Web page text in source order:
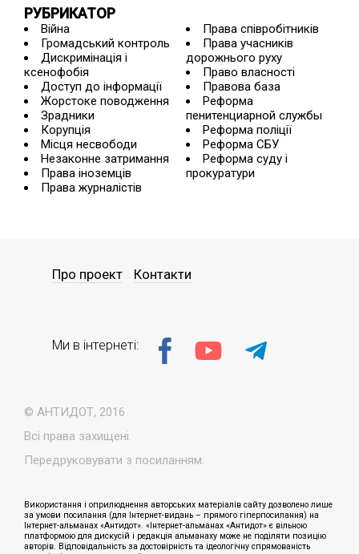
РУБРИКАТОР
Війна
Громадський контроль
Дискримінація і
ксенофобія
Доступ до інформації
Жорстоке поводження
Зрадники
Корупція
Місця несвободи
Незаконне затримання
Права іноземців
Права журналістів
Права співробітників
Права учасників
дорожнього руху
Право власності
Правова база
Реформа
пенитенциарной службы
Реформа поліції
Реформа СБУ
Реформа суду і
прокуратури
© АНТИДОТ, 2016
Всі права захищені.
Передруковувати з посиланням.
Про проект Контакти
Ми в інтернеті:
Використання і оприлюднення авторських матеріалів сайту дозволено лише
за умови посилання (для Інтернет-видань – прямого гіперпосилання) на
Інтернет-альманах «Антидот». «Інтернет-альманах «Антидот» є вільною
платформою для дискусій і редакція альманаху може не поділяти позицію
авторів. Відповідальність за достовірність та ідеологічну спрямованість